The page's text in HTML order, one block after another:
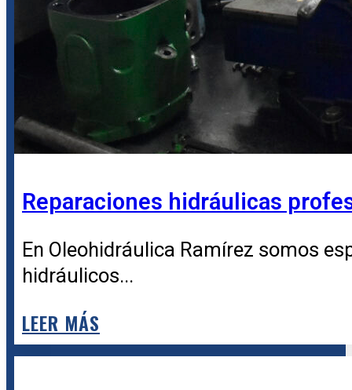
Reparaciones hidráulicas
En Oleohidráulica Ramírez somos
hidráulicos...
LEER MÁS